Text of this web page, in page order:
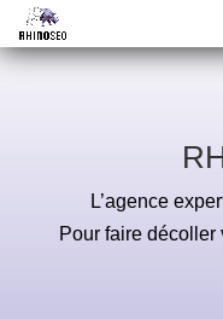
L’agence
Pour faire décoller